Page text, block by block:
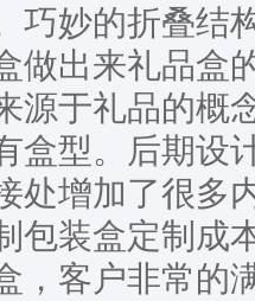
巧妙的折叠结
做出来礼品盒
源于礼品的概
盒型。后期设
处增加了很多
包装盒定制成
，客户非常的